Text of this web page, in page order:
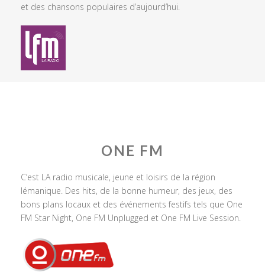
et des chansons populaires d’aujourd’hui.
ONE FM
C’est LA radio musicale, jeune et loisirs de la région
lémanique. Des hits, de la bonne humeur, des jeux, des
bons plans locaux et des événements festifs tels que One
FM Star Night, One FM Unplugged et One FM Live Session.